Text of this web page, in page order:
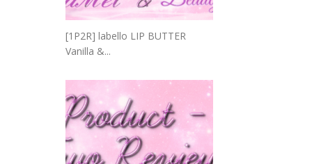
[1P2R] labello LIP BUTTER
Vanilla &...